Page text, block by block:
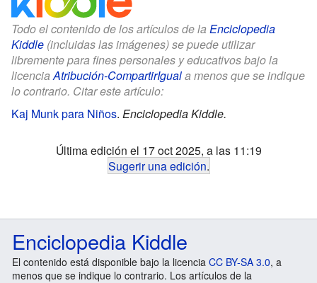
Todo el contenido de los artículos de la Enciclopedia
Kiddle (incluidas las imágenes) se puede utilizar
libremente para fines personales y educativos bajo la
licenciaAtribución-CompartirIguala menos que se indique
lo contrario. Citar este artículo:
Kaj Munk para Niños. Enciclopedia Kiddle.
Última edición el 17 oct 2025, a las 11:19
Sugerir una edición.
Enciclopedia Kiddle
El contenido está disponible bajo la licencia CC BY-SA 3.0, a
menos que se indique lo contrario. Los artículos de la